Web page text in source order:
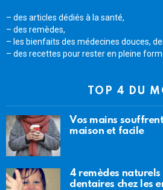
– des articles dédiés à la santé,
– des remèdes,
– les bienfaits des médecines douces,
– des recettes pour rester en pleine
TOP 4 DU
Vos mains
maison et facile
4 remèdes
dentaires chez les